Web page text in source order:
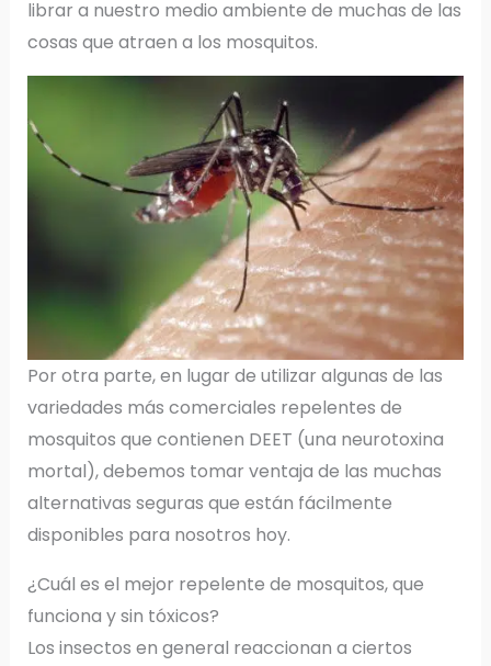
librar a nuestro medio ambiente de muchas de las
cosas que atraen a los mosquitos.
Por otra parte, en lugar de utilizar algunas de las
variedades más comerciales repelentes de
mosquitos que contienen DEET (una neurotoxina
mortal), debemos tomar ventaja de las muchas
alternativas seguras que están fácilmente
disponibles para nosotros hoy.
¿Cuál es el mejor repelente de mosquitos, que
funciona y sin tóxicos?
Los insectos en general reaccionan a ciertos